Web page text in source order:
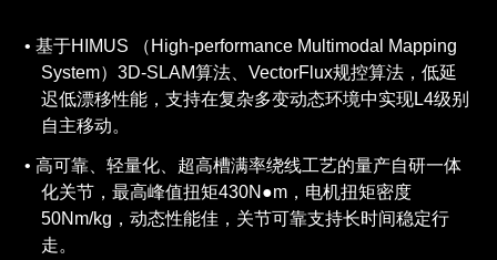
基于HIMUS （High-performance Multimodal Mapping
System）3D-SLAM算法、VectorFlux规控算法，低延
迟低漂移性能，支持在复杂多变动态环境中实现L4级别
自主移动。
高可靠、轻量化、超高槽满率绕线工艺的量产自研一体
化关节，最高峰值扭矩430N●m，电机扭矩密度
50Nm/kg，动态性能佳，关节可靠支持长时间稳定行
走。